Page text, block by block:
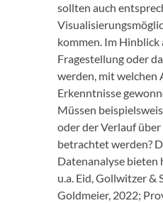
sollten auch
kommen. Im
Fragestellung oder
werden, mit welchen
Erkenntnisse
Müssen
oder der Verlauf
betrachtet werden?
Datenanalyse bieten
u.a. Eid, Gollwitzer &
Goldmeier, 2022;